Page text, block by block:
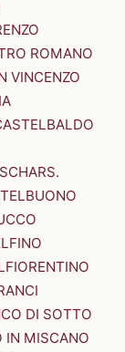
ROMANO
VINCENZO
DI SOTTO
IN MISCANO